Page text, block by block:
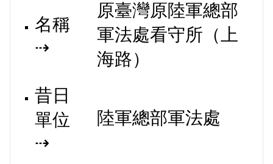
名稱
⇢
原臺灣原陸軍總部
軍法處看守所（上
海路）
昔日
單位
⇢
陸軍總部軍法處